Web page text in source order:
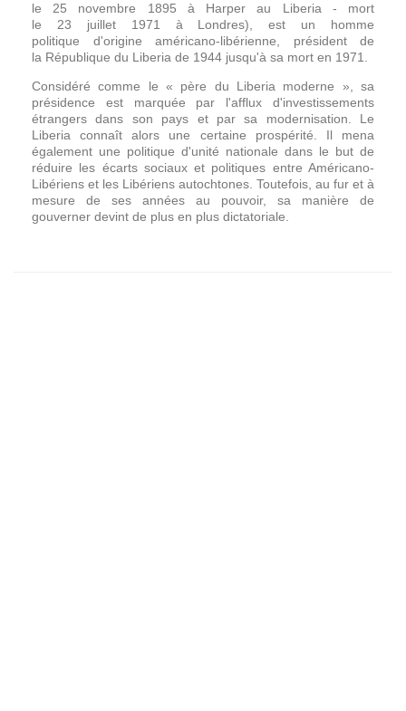
le 25 novembre 1895 à Harper au Liberia - mort
le 23 juillet 1971 à Londres), est un homme
politique d'origine américano-libérienne, président de
la République du Liberia de 1944 jusqu'à sa mort en 1971.
Considéré comme le « père du Liberia moderne », sa
présidence est marquée par l'afflux d'investissements
étrangers dans son pays et par sa modernisation. Le
Liberia connaît alors une certaine prospérité. Il mena
également une politique d'unité nationale dans le but de
réduire les écarts sociaux et politiques entre Américano-
Libériens et les Libériens autochtones. Toutefois, au fur et à
mesure de ses années au pouvoir, sa manière de
gouverner devint de plus en plus dictatoriale.